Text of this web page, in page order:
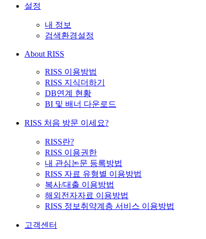
설정
내 정보
검색환경설정
About RISS
RISS 이용방법
RISS 지식더하기
DB연계 현황
BI 및 배너 다운로드
RISS 처음 방문 이세요?
RISS란?
RISS 이용권한
내 관심논문 등록방법
RISS 자료 유형별 이용방법
복사/대출 이용방법
해외전자자료 이용방법
RISS 정보취약계층 서비스 이용방법
고객센터